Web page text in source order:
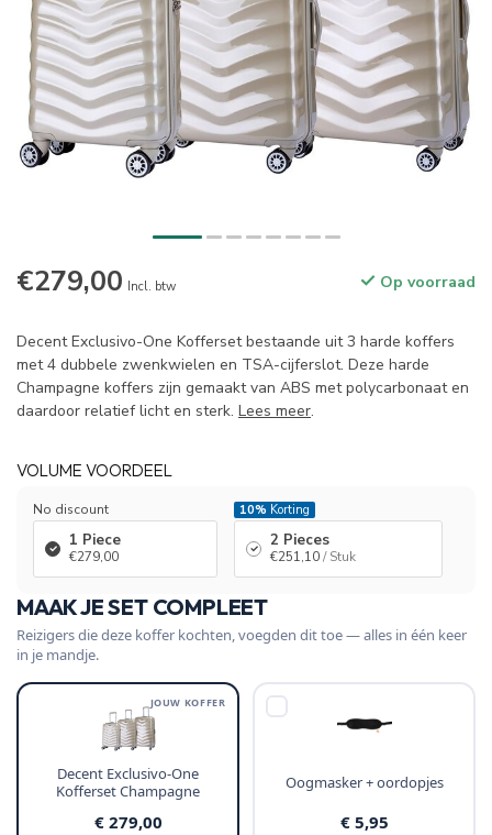
€279,00 Incl. btw Op voorraad
Decent Exclusivo-One Kofferset bestaande uit 3 harde koffers
met 4 dubbele zwenkwielen en TSA-cijferslot. Deze harde
Champagne koffers zijn gemaakt van ABS met polycarbonaat en
daardoor relatief licht en sterk. Lees meer.
VOLUME VOORDEEL
No discount
1 Piece
€279,00
10% Korting
2 Pieces
€251,10/ Stuk
MAAK JE SET COMPLEET
Reizigers die deze koffer kochten, voegden dit toe — alles in één keer
in je mandje.
JOUW KOFFER
Decent Exclusivo-One
Kofferset Champagne
€ 279,00
Oogmasker + oordopjes
€ 5,95